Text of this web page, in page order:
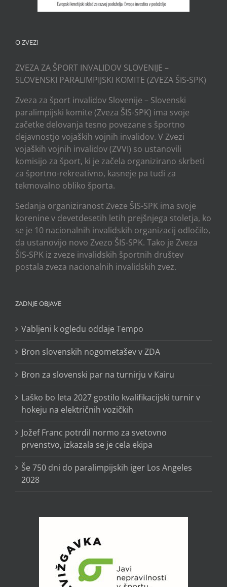
O ZVEZI
ZVEZA ZA ŠPORT INVALIDOV SLOVENIJE –
SLOVENSKI PARALIMPIJSKI KOMITE (ZVEZA ŠIS-SPK)
Zveza za šport invalidov Slovenije – Slovenski
paralimpijski komite (Zveza ŠIS-SPK) ima svoje
začetke delovanja tesno povezane s športno
dejavnostjo vojaških vojnih invalidov. V Zvezi
vojaških vojnih invalidov (ZVVI) so ustanovili
komisijo za šport, ki je začela organizirano skrbeti
za športno-rekreativno, kasneje pa tudi za
tekmovalno obliko športa.
Sedanja organiziranost Zveze ŠIS-SPK ima svoje
korenine v devetdesetih letih prejšnjega stoletja, ko
se je 10 nacionalnih invalidskih organizacij odločilo,
da ustanovijo novo Zvezo ŠIS-SPK. Tako je Zveza
ŠIS-SPK iz zveze invalidskih športnih društev
postala zveza nacionalnih invalidskih zvez.
ZADNJE OBJAVE
Vabljeni k ogledu oddaje Tempo
Bron slovenskih nogometašev v ZDA
Bron za slovenski par na turnirju v Kairu
Laško bo leta 2027 gostilo kvalifikacijski turnir v
hokeju na električnih vozičkih
Jožef Franc potrdil normo za svetovno
prvenstvo, izkazala se je cela ekipa
Še 750 dni do paralimpijskih iger Los Angeles
2028